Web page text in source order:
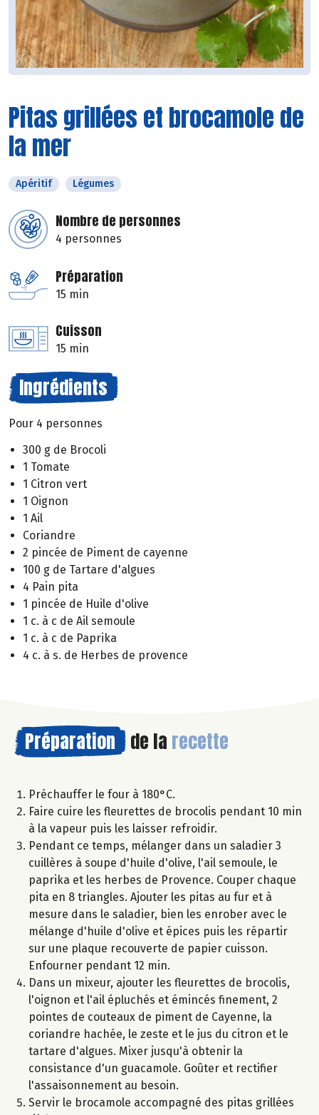
Pitas grillées et brocamole de
la mer
Apéritif Légumes
Nombre de personnes
4 personnes
Préparation
15 min
Cuisson
15 min
Ingrédients
Pour 4 personnes
300 g de Brocoli
1 Tomate
1 Citron vert
1 Oignon
1 Ail
Coriandre
2 pincée de Piment de cayenne
100 g de Tartare d'algues
4 Pain pita
1 pincée de Huile d'olive
1 c. à c de Ail semoule
1 c. à c de Paprika
4 c. à s. de Herbes de provence
Préparation de la recette
Préchauffer le four à 180°C.
Faire cuire les fleurettes de brocolis pendant 10 min
à la vapeur puis les laisser refroidir.
Pendant ce temps, mélanger dans un saladier 3
cuillères à soupe d'huile d'olive, l'ail semoule, le
paprika et les herbes de Provence. Couper chaque
pita en 8 triangles. Ajouter les pitas au fur et à
mesure dans le saladier, bien les enrober avec le
mélange d'huile d'olive et épices puis les répartir
sur une plaque recouverte de papier cuisson.
Enfourner pendant 12 min.
Dans un mixeur, ajouter les fleurettes de brocolis,
l'oignon et l'ail épluchés et émincés finement, 2
pointes de couteaux de piment de Cayenne, la
coriandre hachée, le zeste et le jus du citron et le
tartare d'algues. Mixer jusqu'à obtenir la
consistance d'un guacamole. Goûter et rectifier
l'assaisonnement au besoin.
Servir le brocamole accompagné des pitas grillées